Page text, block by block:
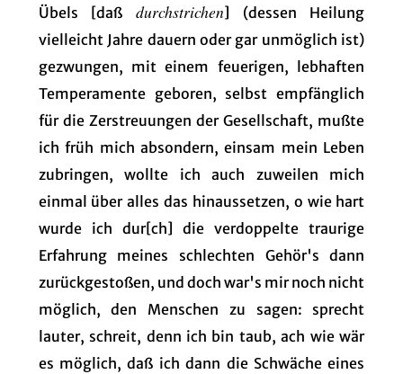
Übels [daß durchstrichen] (dessen Heilung
vielleicht Jahre dauern oder gar unmöglich ist)
gezwungen, mit einem feuerigen, lebhaften
Temperamente geboren, selbst empfänglich
für die Zerstreuungen der Gesellschaft, mußte
ich früh mich absondern, einsam mein Leben
zubringen, wollte ich auch zuweilen mich
einmal über alles das hinaussetzen, o wie hart
wurde ich dur[ch] die verdoppelte traurige
Erfahrung meines schlechten Gehör's dann
zurückgestoßen, und doch war's mir noch nicht
möglich, den Menschen zu sagen: sprecht
lauter, schreit, denn ich bin taub, ach wie wär
es möglich, daß ich dann die Schwäche eines